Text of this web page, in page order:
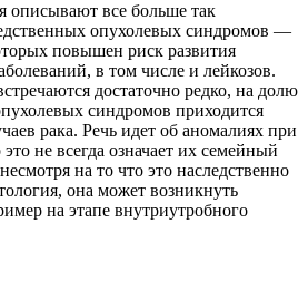
описывают все больше так
опухолевых синдромов —
повышен риск развития
в том числе и лейкозов.
достаточно редко, на долю
синдромов приходится
рака. Речь идет об аномалиях при
не всегда означает их семейный
на то что это наследственно
она может возникнуть
на этапе внутриутробного